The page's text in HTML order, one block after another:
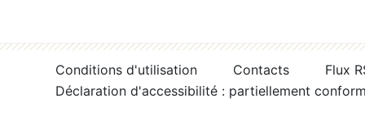
Conditions d'utilisation Contacts
Flux
Déclaration d'accessibilité : partiellement